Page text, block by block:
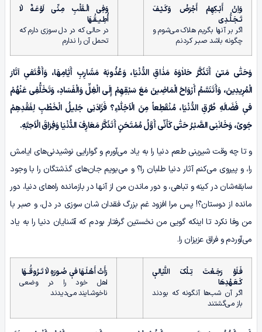
وَاِنْ أَبْـکِهِمْ أَجْرَضْ وَکَـیْـفَ
تَـجَـلُّـدِی
اگر بر آنها بگریم هلاک می‌شوم و
چگونه باشد صبـر کردنم
وَفِی الْـقَلْبِ مِـنِّی لَوْعَـهٌ لاٰ
أُطِـیـقُـهَا
در حالی که در دل سوزی دارم که
تحمل آن را ندارم
وَحَتّٰى مَتىٰ أَتَذَکَّرُ حَلاٰوَهَ مَذٰاقِ الدُّنْیَا، وَعُذُوبَهَ مَشَارِبِ أَیّٰامِهَا، وَأَقْتَفىٖ آثَارَ
الْمُرِیدِینَ، وَأَتَنَسَّمُ أَرْوَاحَ الْمَاضِینَ مَعَ سَبْقِهِمْ إِلَی الْغِلِّ وَالْفَسَادِ، وَتَخَلُّفِی عَنْهُمْ
فیٖ فَضَالَهِ طُرُقِ الدُّنْیَا، مُنْقَطِعاً مِنَ الْاَخِلّٰاءِ؟ فَزَادَنِی جَلِیلُ الْخَطْبِ لِفَقْدِهِمْ
جَوىً، وَخَانَنِی الصَّبْـرُ حَتّٰى کَأَنِّی أَوَّلُ مُمْتَحَنٍ أَتَذَکَّرُ مَعَارِفَ الدُّنْیَا وَفِرَاقَ الْاَحِبَّهِ.
و تا چه وقت شیرینی طعم دنیا را به یاد می‌آورم و گوارایی نوشیدنی‌های ایامش
را، و پیروی می‌کنم آثار دنیا طلبان را؟ و می‌بویم جان‌های گذشتگان را با وجود
سابقه‌شان در کینه و تباهی، و دور ماندن من از آنها در بازمانده راه‌های دنیا، دور
مانده از دوستان؟! پس مرا افزود غم بزرگ فقدان شان سوزی در دل، و صبـر با
من وفا نکرد تا اینکه گویی من نخستین گرفتار بودم که آشنایان دنیا را به یاد
می‌آوردم و فراق عزیزان را.
فَـلَوْ رَجَـعْتَ تِـلْکَ اللَّیٰالیٖ
کَـعَـهْدِهَا
اگر آن شب‌ها آنگونه که بودند
باز می‌گشتند
رَأَتْ أَهْـلَـهَا فیٖ صُـورَهٍ لاٰ تَـرُوقُــهَا
اهل خود را در وضعی
ناخوشـایند می‌دیدند